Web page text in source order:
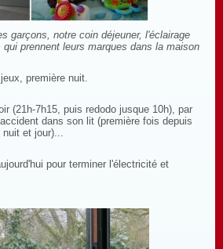
garçons, notre coin déjeuner, l'éclairage
prennent leurs marques dans la maison
première nuit.
(21h-7h15, puis redodo jusque 10h), par
dans son lit (première fois depuis
nuit et jour)...
pour terminer l'électricité et